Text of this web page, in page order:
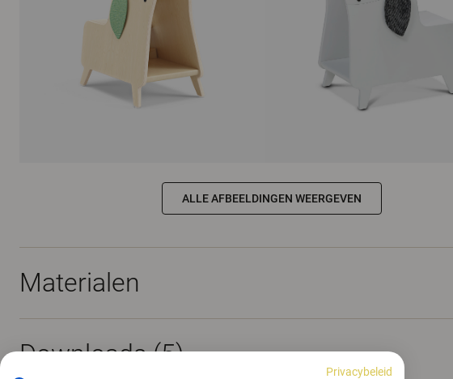
ALLE AFBEELDINGEN WEERGEVEN
Materialen
Downloads (5)
Privacybeleid